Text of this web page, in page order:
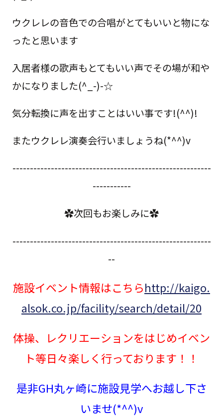
ウクレレの音色での合唱がとてもいいと物にな
ったと思います
入居者様の歌声もとてもいい声でその場が和や
かになりました(^_-)-☆
気分転換に声を出すことはいい事です!(^^)!
またウクレレ演奏会行いましょうね(*^^)v
---------------------------------------------------------
-----------
✿次回もお楽しみに✿
---------------------------------------------------------
--
施設イベント情報はこちらhttp://kaigo.
alsok.co.jp/facility/search/detail/20
体操、レクリエーションをはじめイベン
ト等日々楽しく行っております！！
是非GH丸ヶ崎に施設見学へお越し下さ
いませ(*^^)v